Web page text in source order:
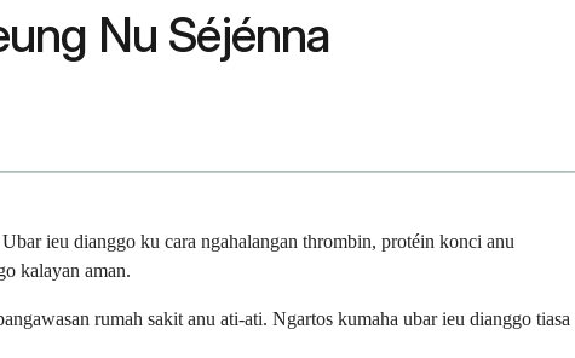
Nu Séjénna
ieu dianggo ku cara ngahalangan thrombin, protéin konci anu
kalayan aman.
rumah sakit anu ati-ati. Ngartos kumaha ubar ieu dianggo tiasa